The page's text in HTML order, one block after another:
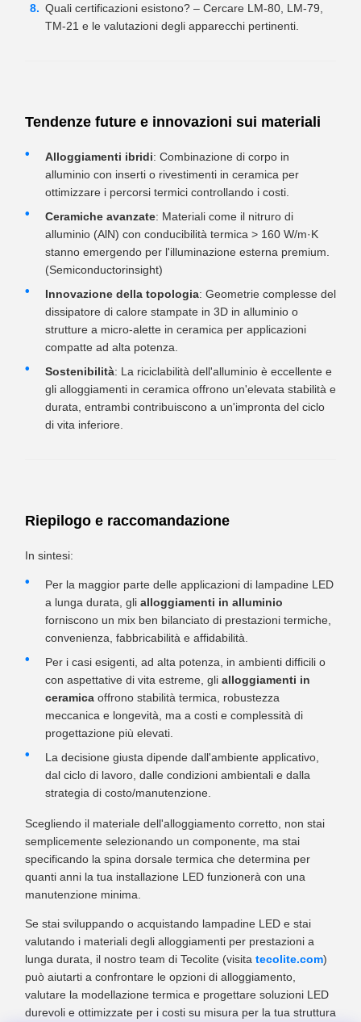
Quali certificazioni esistono? – Cercare LM-80, LM-79,
TM-21 e le valutazioni degli apparecchi pertinenti.
Tendenze future e innovazioni sui materiali
Alloggiamenti ibridi: Combinazione di corpo in
alluminio con inserti o rivestimenti in ceramica per
ottimizzare i percorsi termici controllando i costi.
Ceramiche avanzate: Materiali come il nitruro di
alluminio (AlN) con conducibilità termica > 160 W/m·K
stanno emergendo per l'illuminazione esterna premium.
(Semiconductorinsight)
Innovazione della topologia: Geometrie complesse del
dissipatore di calore stampate in 3D in alluminio o
strutture a micro-alette in ceramica per applicazioni
compatte ad alta potenza.
Sostenibilità: La riciclabilità dell'alluminio è eccellente e
gli alloggiamenti in ceramica offrono un'elevata stabilità e
durata, entrambi contribuiscono a un'impronta del ciclo
di vita inferiore.
Riepilogo e raccomandazione
In sintesi:
Per la maggior parte delle applicazioni di lampadine LED
a lunga durata, gli alloggiamenti in alluminio
forniscono un mix ben bilanciato di prestazioni termiche,
convenienza, fabbricabilità e affidabilità.
Per i casi esigenti, ad alta potenza, in ambienti difficili o
con aspettative di vita estreme, gli alloggiamenti in
ceramica offrono stabilità termica, robustezza
meccanica e longevità, ma a costi e complessità di
progettazione più elevati.
La decisione giusta dipende dall'ambiente applicativo,
dal ciclo di lavoro, dalle condizioni ambientali e dalla
strategia di costo/manutenzione.
Scegliendo il materiale dell'alloggiamento corretto, non stai
semplicemente selezionando un componente, ma stai
specificando la spina dorsale termica che determina per
quanti anni la tua installazione LED funzionerà con una
manutenzione minima.
Se stai sviluppando o acquistando lampadine LED e stai
valutando i materiali degli alloggiamenti per prestazioni a
lunga durata, il nostro team di Tecolite (visita tecolite.com)
può aiutarti a confrontare le opzioni di alloggiamento,
valutare la modellazione termica e progettare soluzioni LED
durevoli e ottimizzate per i costi su misura per la tua struttura